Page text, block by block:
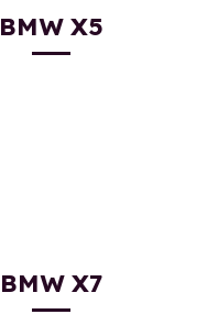
BMW X5
BMW X7